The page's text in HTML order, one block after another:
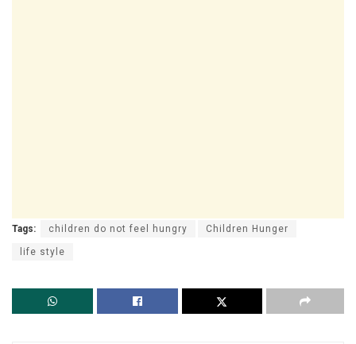
Tags: children do not feel hungry Children Hunger
life style